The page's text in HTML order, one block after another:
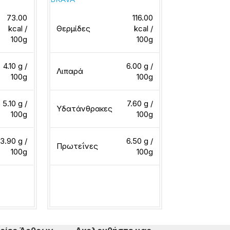
73.00
kcal /
100g
4.10 g /
100g
5.10 g /
100g
3.90 g /
100g
Θερμίδες
116.00
kcal /
100g
Λιπαρά
6.00 g /
100g
Υδατάνθρακες
7.60 g /
100g
Πρωτεΐνες
6.50 g /
100g